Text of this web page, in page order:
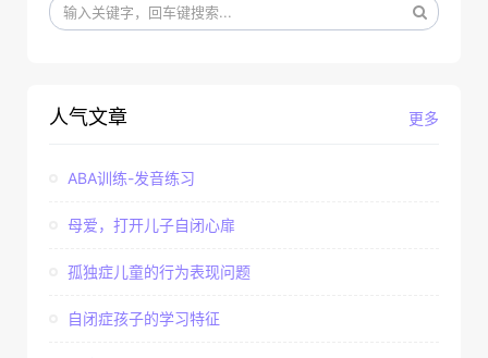
更多
人气文章
ABA训练-发音练习
母爱，打开儿子自闭心扉
孤独症儿童的行为表现问题
自闭症孩子的学习特征